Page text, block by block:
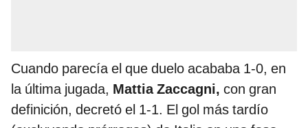
Cuando parecía el que duelo acababa 1-0, en
la última jugada, Mattia Zaccagni, con gran
definición, decretó el 1-1. El gol más tardío